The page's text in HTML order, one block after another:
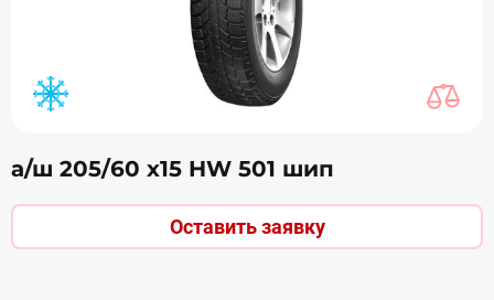
а/ш 205/60 х15 HW 501 шип
Оставить заявку